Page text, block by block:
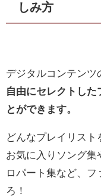
しみ方
デジタルコンテンツ
自由にセレクトした
とができます。
どんなプレイリスト
お気に入りソング集
ロパート集など、フ
ろ！